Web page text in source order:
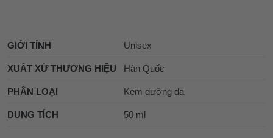
GIỚI TÍNH Unisex
XUẤT XỨ THƯƠNG HIỆU Hàn Quốc
PHÂN LOẠI Kem dưỡng da
DUNG TÍCH 50 ml